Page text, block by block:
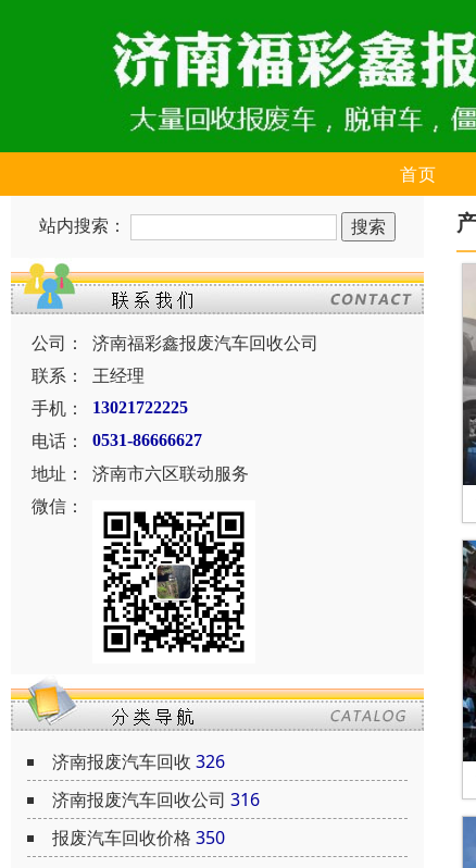
首页
站内搜索：
公司：
济南福彩鑫报废汽车回收公司
联系：
王经理
手机：
13021722225
电话： 0531-86666627
地址：
济南市六区联动服务
微信：
济南报废汽车回收 326
济南报废汽车回收公司 316
报废汽车回收价格 350